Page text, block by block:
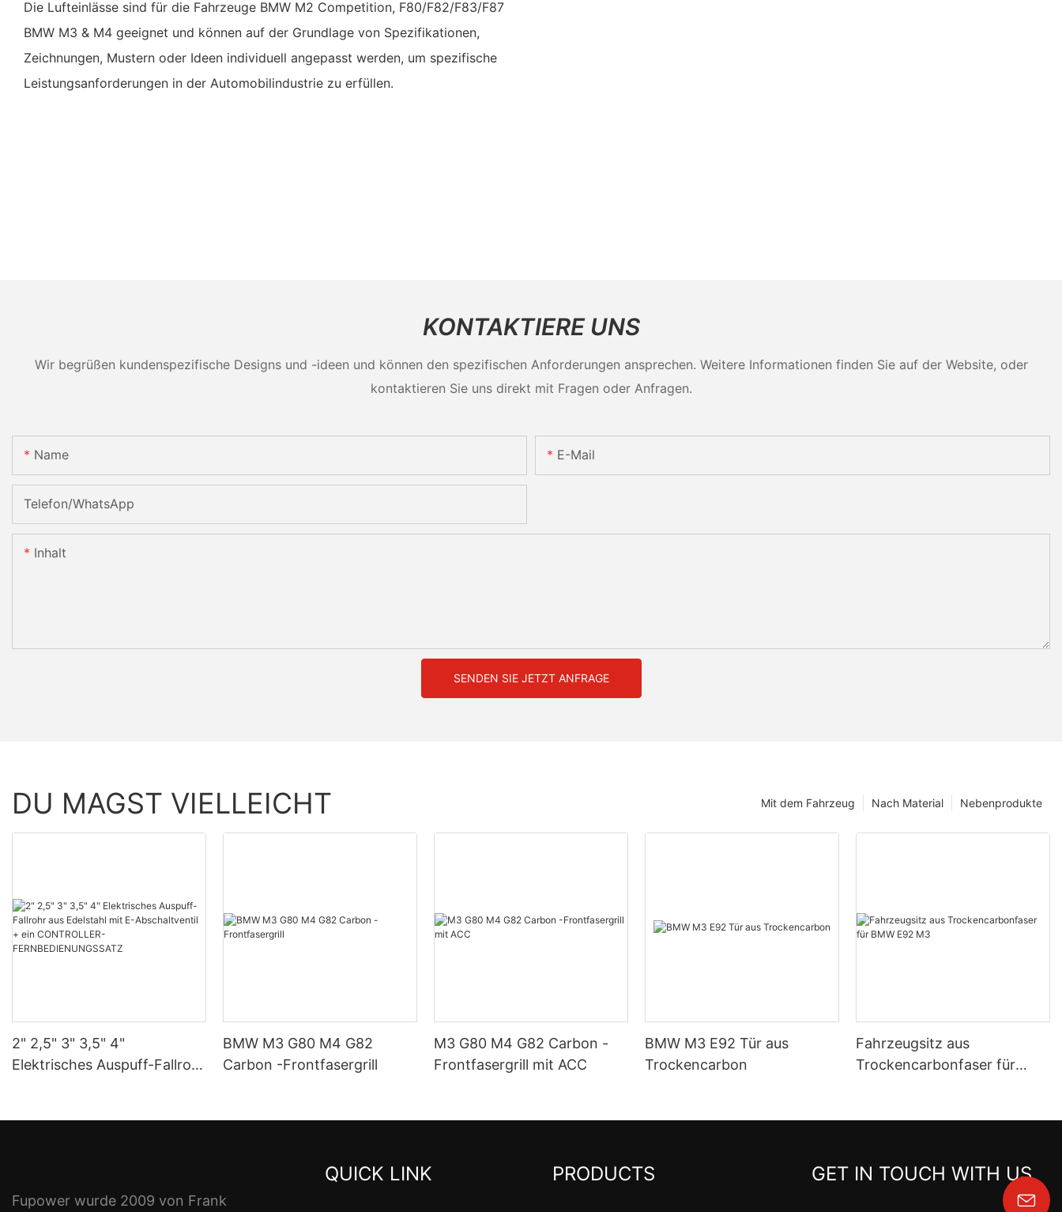
Die Lufteinlässe sind für die Fahrzeuge BMW M2 Competition, F80/F82/F83/F87
BMW M3 & M4 geeignet und können auf der Grundlage von Spezifikationen,
Zeichnungen, Mustern oder Ideen individuell angepasst werden, um spezifische
Leistungsanforderungen in der Automobilindustrie zu erfüllen.
KONTAKTIERE UNS
Wir begrüßen kundenspezifische Designs und -ideen und können den spezifischen Anforderungen ansprechen. Weitere Informationen finden Sie auf der Website, oder
kontaktieren Sie uns direkt mit Fragen oder Anfragen.
Name E-Mail
Telefon/WhatsApp
Inhalt
SENDEN SIE JETZT ANFRAGE
DU MAGST VIELLEICHT Nebenprodukte
Nach Material
Mit dem Fahrzeug
2" 2,5" 3" 3,5" 4"
Elektrisches Auspuff-Fallrohr
BMW M3 G80 M4 G82
Carbon -Frontfasergrill
M3 G80 M4 G82 Carbon -
Frontfasergrill mit ACC
BMW M3 E92 Tür aus
Trockencarbon
Fahrzeugsitz aus
Trockencarbonfaser für
Fupower wurde 2009 von Frank
QUICK LINK PRODUCTS GET IN TOUCH WITH US